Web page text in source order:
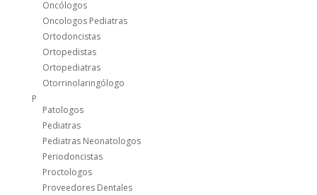
Oncólogos
Oncologos Pediatras
Ortodoncistas
Ortopedistas
Ortopediatras
Otorrinolaringólogo
P
Patologos
Pediatras
Pediatras Neonatologos
Periodoncistas
Proctologos
Proveedores Dentales